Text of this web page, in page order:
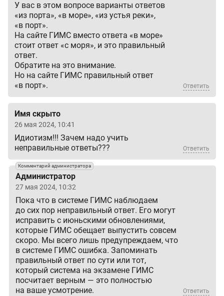
У вас в этом вопросе варианты ответов
«из порта», «в море», «из устья реки»,
«в порт».
На сайте ГИМС вместо ответа «в море»
стоит ответ «с моря», и это правильный
ответ.
Обратите на это внимание.
Но на сайте ГИМС правильный ответ
«в порт».
Ответить
Имя скрыто
26 мая 2024, 10:41
Идиотизм!!! Зачем надо учить
неправильные ответы???
Ответить
Комментарий администратора
Администратор
27 мая 2024, 10:32
Пока что в системе ГИМС наблюдаем
до сих пор неправильный ответ. Его могут
исправить с июньскими обновлениями,
которые ГИМС обещает выпустить совсем
скоро. Мы всего лишь предупреждаем, что
в системе ГИМС ошибка. Запоминать
правильный ответ по сути или тот,
который система на экзамене ГИМС
посчитает верным — это полностью
на ваше усмотрение.
Ответить